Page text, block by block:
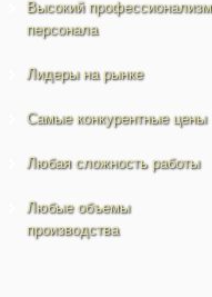
Высокий профессионализм
персонала
Лидеры на рынке
Самые конкурентные цены
Любая сложность работы
Любые объемы
производства